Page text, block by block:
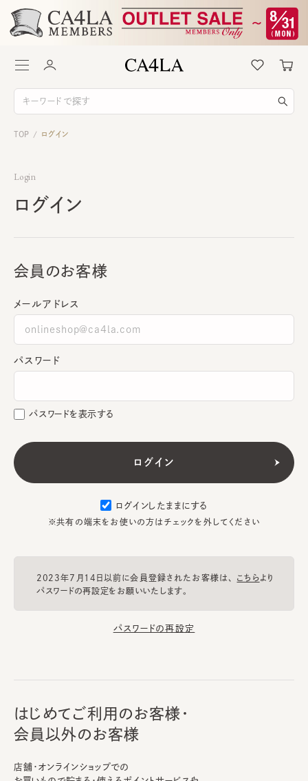
TOP / ログイン
Login
ログイン
会員のお客様
メールアドレス
パスワード
パスワードを表示する
ログインしたままにする
※共有の端末をお使いの方はチェックを外してください
2023年7月14日以前に会員登録されたお客様は、 こちらより
パスワードの再設定をお願いいたします。
パスワードの再設定
はじめてご利用のお客様・
会員以外のお客様
店舗・オンラインショップでの